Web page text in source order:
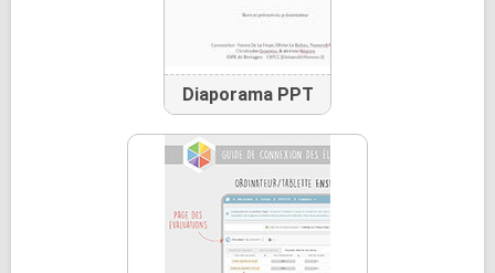
Diaporama PPT